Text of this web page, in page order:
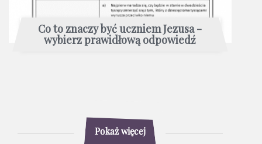
Co to znaczy być uczniem Jezusa -
wybierz prawidłową odpowiedź
Pokaż więcej